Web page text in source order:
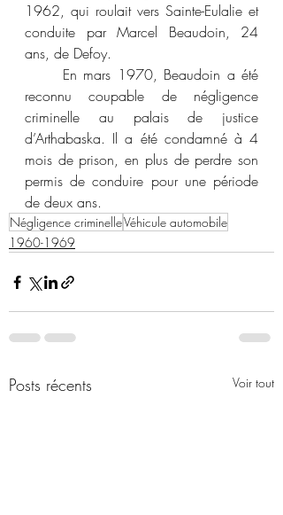
1962, qui roulait vers Sainte-Eulalie et
conduite par Marcel Beaudoin, 24
ans, de Defoy.
reconnu coupable de négligence
criminelle au palais de justice
d’Arthabaska. Il a été condamné à 4
mois de prison, en plus de perdre son
permis de conduire pour une période
de deux ans.
Négligence criminelleVéhicule automobile
1960-1969
Posts récents Voir tout